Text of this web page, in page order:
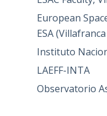
European
ESA
Instituto
LAEFF-INTA
Observatorio